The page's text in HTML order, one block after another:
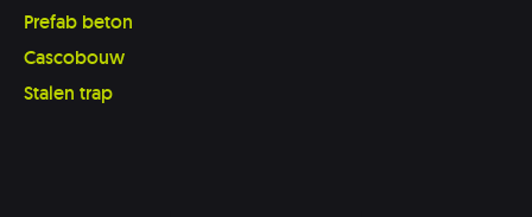
Prefab beton
Cascobouw
Stalen trap